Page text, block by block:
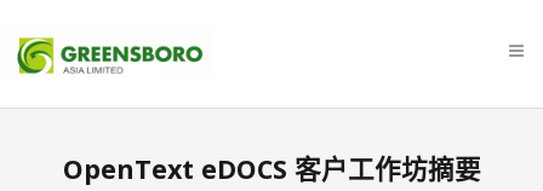
OpenText eDOCS 客户工作坊摘要